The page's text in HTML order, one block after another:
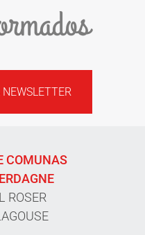
COMUNAS
ROSER